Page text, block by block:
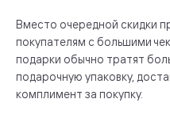
Вместо очередной скидки
покупателям с большими
подарки обычно тратят
подарочную упаковку,
комплимент за покупку.